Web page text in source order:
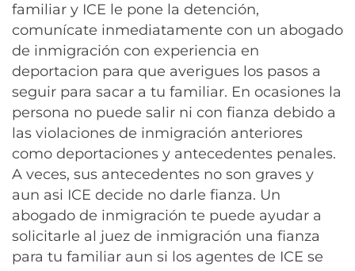
familiar y ICE le pone la detención,
comunícate inmediatamente con un abogado
de inmigración con experiencia en
deportacion para que averigues los pasos a
seguir para sacar a tu familiar. En ocasiones la
persona no puede salir ni con fianza debido a
las violaciones de inmigración anteriores
como deportaciones y antecedentes penales.
A veces, sus antecedentes no son graves y
aun asi ICE decide no darle fianza. Un
abogado de inmigración te puede ayudar a
solicitarle al juez de inmigración una fianza
para tu familiar aun si los agentes de ICE se